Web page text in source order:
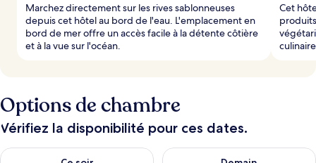
Marchez directement sur les rives sablonneuses
depuis cet hôtel au bord de l'eau. L'emplacement en
bord de mer offre un accès facile à la détente côtière
et à la vue sur l'océan.
Cet
Options de chambre
Vérifiez la disponibilité pour ces dates.
Vérifier la disponibilité pour ce soir août 7 - août 8
Vérifier la disponibilité pour